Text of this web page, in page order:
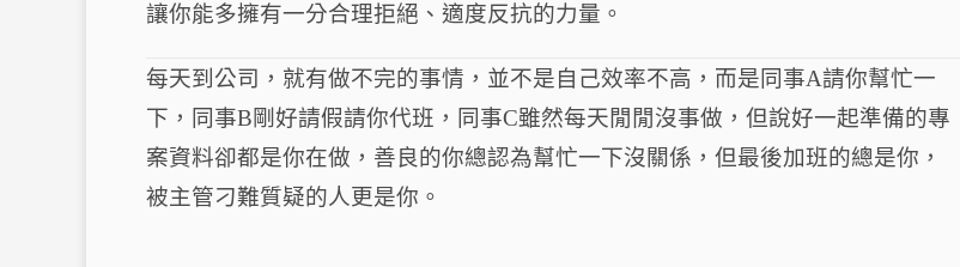
讓你能多擁有一分合理拒絕、適度反抗的力量。
每天到公司，就有做不完的事情，並不是自己效率不高，而是同事A請你幫忙一
下，同事B剛好請假請你代班，同事C雖然每天閒閒沒事做，但說好一起準備的專
案資料卻都是你在做，善良的你總認為幫忙一下沒關係，但最後加班的總是你，
被主管刁難質疑的人更是你。